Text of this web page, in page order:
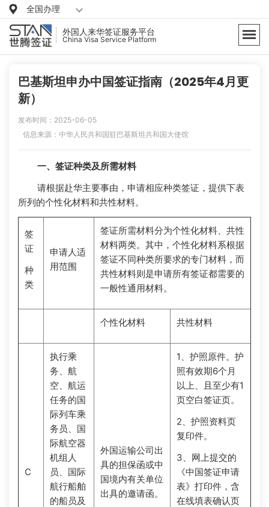
全国办理
外国人来华签证服务平台
China Visa Service Platform
巴基斯坦申办中国签证指南（2025年4月更
新）
发布时间：2025-06-05
信息来源：中华人民共和国驻巴基斯坦共和国大使馆
一、签证种类及所需材料
请根据赴华主要事由，申请相应种类签证，提供下表
所列的个性化材料和共性材料。
签
证
种
类
申请人适
用范围
签证所需材料分为个性化材料、共性
材料两类。其中，个性化材料系根据
签证不同种类所要求的专门材料，而
共性材料则是申请所有签证都需要的
一般性通用材料。
个性化材料 共性材料
C
执行乘
务、航
空、航运
任务的国
际列车乘
务员、国
际航空器
机组人
员、国际
航行船舶
的船员及
外国运输公司出
具的担保函或中
国境内有关单位
出具的邀请函。
1、护照原件。护
照有效期6个月
以上、且至少有1
页空白签证页。
2、护照资料页
复印件。
3、网上提交的
《中国签证申请
表》打印件，含
在线填表确认页